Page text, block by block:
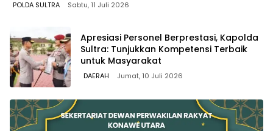
POLDA SULTRA Sabtu, 11 Juli 2026
Apresiasi Personel Berprestasi, Kapolda
Sultra: Tunjukkan Kompetensi Terbaik
untuk Masyarakat
DAERAH Jumat, 10 Juli 2026